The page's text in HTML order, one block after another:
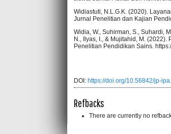
Widiastuti, N.L.G.K. (2020).
Jurnal Penelitian dan Kajian
Widia, W., Suhirman, S., Suhardi,
N., Ilyas, I., & Mujitahid, M.
Penelitian Pendidikan Sains.
DOI: https://doi.org/10.56842/jp-
Refbacks
There are currently no